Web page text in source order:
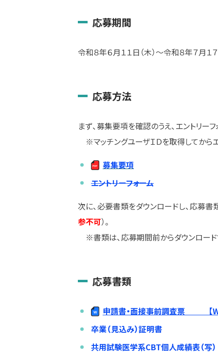
応募期間
令和８年６月１１日（木）～令和８年７月１７
応募方法
まず、募集要項を確認のうえ、エントリー
※マッチングユーザＩＤを取得してからエ
募集要項
エントリーフォーム
次に、必要書類をダウンロードし、応募書
参不可）。
※書類は、応募期間前からダウンロード
応募書類
申請書・面接事前調査票 【
卒業（見込み）証明書
共用試験医学系CBT個人成績表（写）